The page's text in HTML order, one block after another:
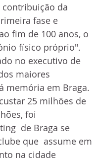
contribuição da
fase e
fim de 100 anos, o
físico próprio".
no executivo de
maiores
memória em Braga.
25 milhões de
foi
de Braga se
que  assume em
na cidade